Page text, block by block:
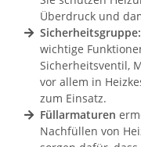
Überdruck und
Sicherheitsgruppe:
wichtige
Sicherheitsventil,
vor allem in
zum Einsatz.
Füllarmaturen
Nachfüllen von